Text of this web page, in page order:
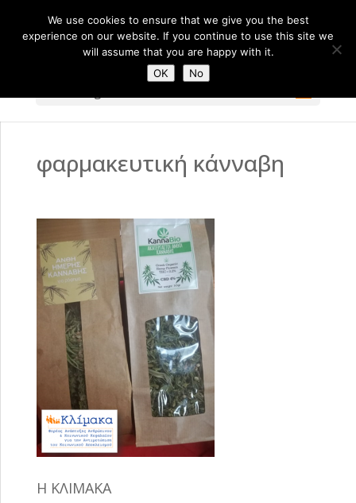
φαρμακευτική κάνναβη
Η ΚΛΙΜΑΚΑ
We use cookies to ensure that we give you the best
experience on our website. If you continue to use this site we
will assume that you are happy with it.
OK
No